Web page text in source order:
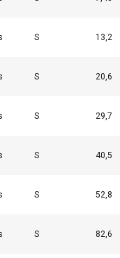
S 13,2
S 20,6
S 29,7
S 40,5
S 52,8
S 82,6